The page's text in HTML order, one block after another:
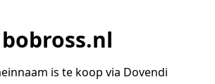
bobross.nl
is te koop via Dovendi